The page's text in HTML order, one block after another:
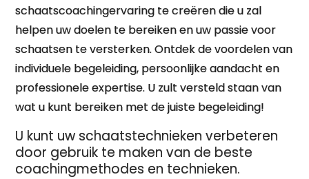
schaatscoachingervaring te creëren die u zal
helpen uw doelen te bereiken en uw passie voor
schaatsen te versterken. Ontdek de voordelen van
individuele begeleiding, persoonlijke aandacht en
professionele expertise. U zult versteld staan van
wat u kunt bereiken met de juiste begeleiding!
U kunt uw schaatstechnieken verbeteren
door gebruik te maken van de beste
coachingmethodes en technieken.